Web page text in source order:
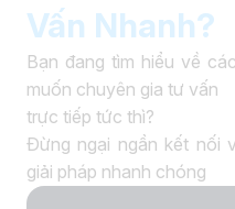
Vấn Nhanh?
Bạn đang tìm hiểu về
muốn chuyên gia tư vấn
trực tiếp tức thì?
Đừng ngại ngần kết nối
giải pháp nhanh chóng